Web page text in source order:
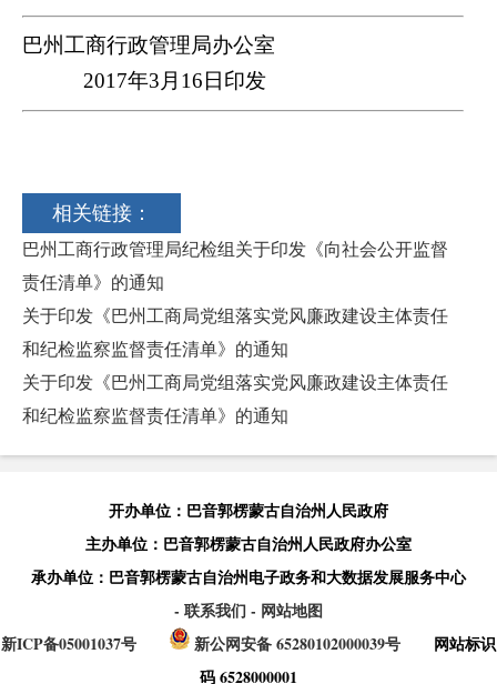
巴州工商行政管理局办公室
2017年3 月 16日印发
相关链接：
巴州工商行政管理局纪检组关于印发《向社会公开监督
责任清单》的通知
关于印发《巴州工商局党组落实党风廉政建设主体责任
和纪检监察监督责任清单》的通知
关于印发《巴州工商局党组落实党风廉政建设主体责任
和纪检监察监督责任清单》的通知
开办单位：巴音郭楞蒙古自治州人民政府
主办单位：巴音郭楞蒙古自治州人民政府办公室
承办单位：巴音郭楞蒙古自治州电子政务和大数据发展服务中心
- 联系我们- 网站地图
新ICP备05001037号
新公网安备 65280102000039号
网站标识
码 6528000001